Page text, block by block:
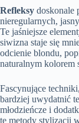
Refleksy doskonale
nieregularnych,
Te jaśniejsze
siwizna staje się
odcienie blondu,
naturalnym kolorem
Fascynujące
bardziej uwydatnić
młodzieńcze i
te metody stylizacji